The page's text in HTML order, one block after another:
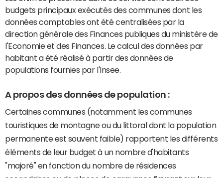
budgets principaux exécutés des communes dont les
données comptables ont été centralisées par la
direction générale des Finances publiques du ministère de
l'Economie et des Finances. Le calcul des données par
habitant a été réalisé à partir des données de
populations fournies par l'Insee.
A propos des données de population :
Certaines communes (notamment les communes
touristiques de montagne ou du littoral dont la population
permanente est souvent faible) rapportent les différents
éléments de leur budget à un nombre d'habitants
"majoré" en fonction du nombre de résidences